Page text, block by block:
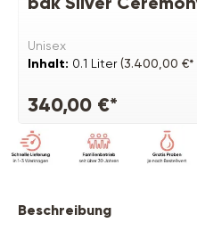
Unisex
Inhalt: 0.1 Liter(3.400,00 €*
340,00 €*
Beschreibung